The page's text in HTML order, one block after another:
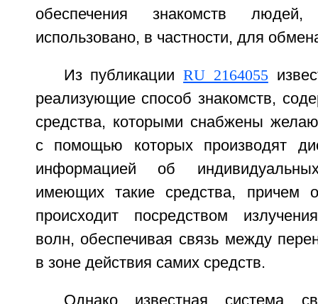
обеспечения знакомств
использовано, в частности, для
Из публикацииRU 2164055
реализующие способ знакомств,
средства, которыми снабжены
с помощью которых производят
информацией об
имеющих такие средства, причем
происходит посредством
волн, обеспечивая связь между
в зоне действия самих средств.
Однако известная система